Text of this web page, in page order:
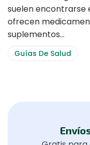
suelen encontrarse
ofrecen
suplementos…
Guías De Salud